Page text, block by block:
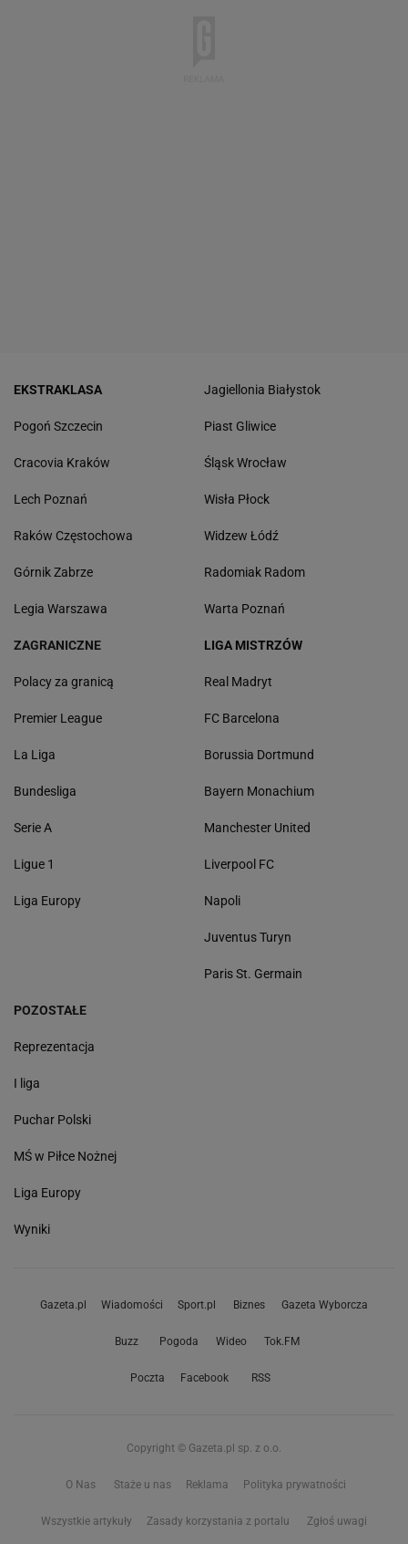
EKSTRAKLASA
Pogoń Szczecin
Cracovia Kraków
Lech Poznań
Raków Częstochowa
Górnik Zabrze
Legia Warszawa
Jagiellonia Białystok
Piast Gliwice
Śląsk Wrocław
Wisła Płock
Widzew Łódź
Radomiak Radom
Warta Poznań
ZAGRANICZNE
Polacy za granicą
Premier League
La Liga
Bundesliga
Serie A
Ligue 1
Liga Europy
LIGA MISTRZÓW
Real Madryt
FC Barcelona
Borussia Dortmund
Bayern Monachium
Manchester United
Liverpool FC
Napoli
Juventus Turyn
Paris St. Germain
POZOSTAŁE
Reprezentacja
I liga
Puchar Polski
MŚ w Piłce Nożnej
Liga Europy
Wyniki
Gazeta.pl Wiadomości Sport.pl Biznes Gazeta Wyborcza
Buzz Pogoda Wideo Tok.FM
Poczta Facebook RSS
Copyright © Gazeta.pl sp. z o.o.
O Nas Staże u nas Reklama Polityka prywatności
Wszystkie artykuły Zasady korzystania z portalu Zgłoś uwagi